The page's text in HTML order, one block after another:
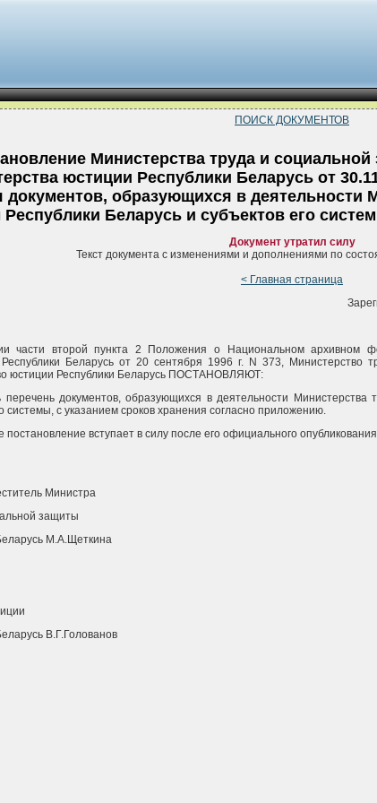
ПОИСК ДОКУМЕНТОВ
Министерства труда и
юстиции Республики Беларусь от
документов, образующихся в деятельности
Беларусь и субъектов его
Документ утратил силу
Текст документа с изменениями и дополнениями по
< Главная страница
части второй пункта 2 Положения о Национальном архивном
Беларусь от 20 сентября 1996 г. N 373, Министерство
юстиции Республики Беларусь ПОСТАНОВЛЯЮТ:
перечень документов, образующихся в деятельности
системы, с указанием сроков хранения согласно приложению.
вступает в силу после его официального
Министра
защиты
М.А.Щеткина
В.Г.Голованов